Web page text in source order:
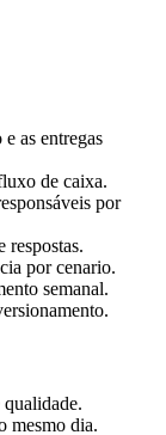
as entregas
de caixa.
por
por cenario.
semanal.
mesmo dia.